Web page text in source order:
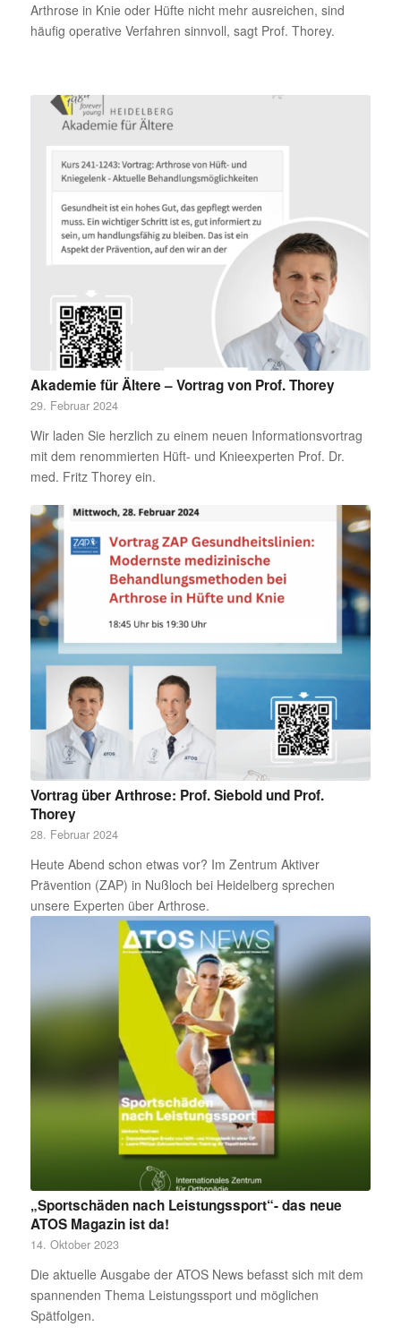
Arthrose in Knie oder Hüfte nicht mehr ausreichen, sind
häufig operative Verfahren sinnvoll, sagt Prof. Thorey.
Akademie für Ältere – Vortrag von Prof. Thorey
29. Februar 2024
Wir laden Sie herzlich zu einem neuen Informationsvortrag
mit dem renommierten Hüft- und Knieexperten Prof. Dr.
med. Fritz Thorey ein.
Vortrag über Arthrose: Prof. Siebold und Prof.
Thorey
28. Februar 2024
Heute Abend schon etwas vor? Im Zentrum Aktiver
Prävention (ZAP) in Nußloch bei Heidelberg sprechen
unsere Experten über Arthrose.
„Sportschäden nach Leistungssport“- das neue
ATOS Magazin ist da!
14. Oktober 2023
Die aktuelle Ausgabe der ATOS News befasst sich mit dem
spannenden Thema Leistungssport und möglichen
Spätfolgen.